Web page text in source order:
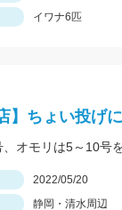
イワナ6匹
】ちょい投げ
2022/05/20
静岡・清水周辺